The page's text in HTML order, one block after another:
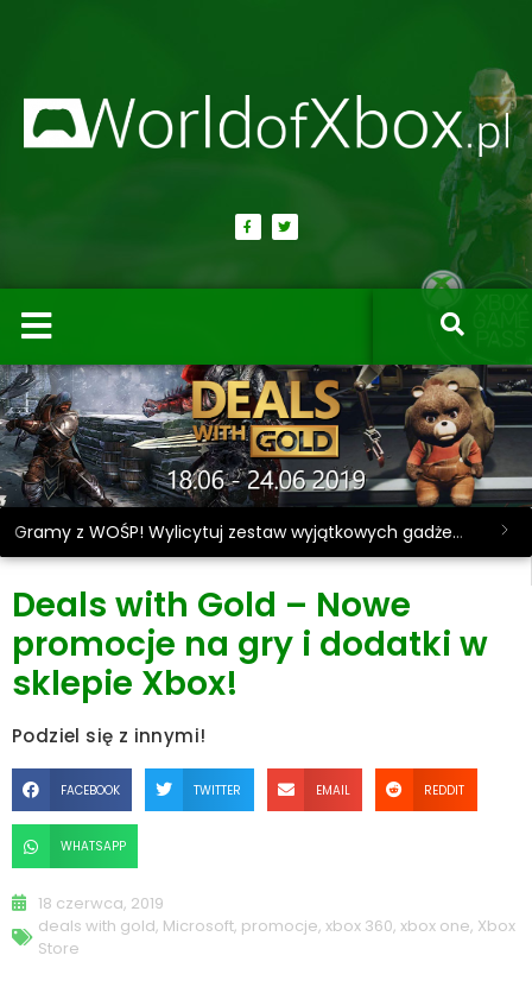
Gramy z WOŚP! Wylicytuj zestaw wyjątkowych gadżetów.
Deals with Gold – Nowe
promocje na gry i dodatki w
sklepie Xbox!
Podziel się z innymi!
FACEBOOK TWITTER EMAIL REDDIT
WHATSAPP
18 czerwca, 2019
deals with gold, Microsoft, promocje, xbox 360, xbox one, Xbox
Store